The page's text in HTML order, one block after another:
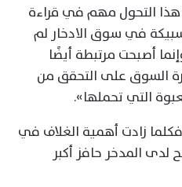
هذا التحول مهم في قراءة
في سوق الادخار لم
أصبحت مرتبطة أيضًا
السوق على التحقق من
التي تحملها».
زادت أهمية الغلاف في
المدخر حافز أكبر